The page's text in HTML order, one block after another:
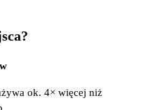
ok. 4× więcej niż